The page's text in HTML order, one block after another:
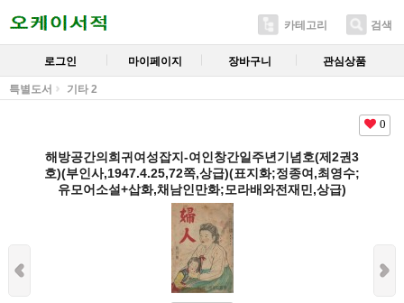
카테고리 검색
로그인 마이페이지 장바구니 관심상품
특별도서 기타 2
0
해방공간의희귀여성잡지-여인창간일주년기념호(제2권3
호)(부인사,1947.4.25,72쪽,상급)(표지화;정종여,최영수;
유모어소설+삽화,채남인만화;모라배와전재민,상급)